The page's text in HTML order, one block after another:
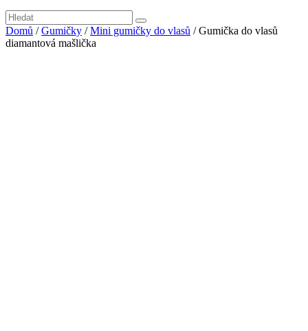
Domů /Gumičky /Mini gumičky do vlasů / Gumička do vlasů
diamantová mašlička